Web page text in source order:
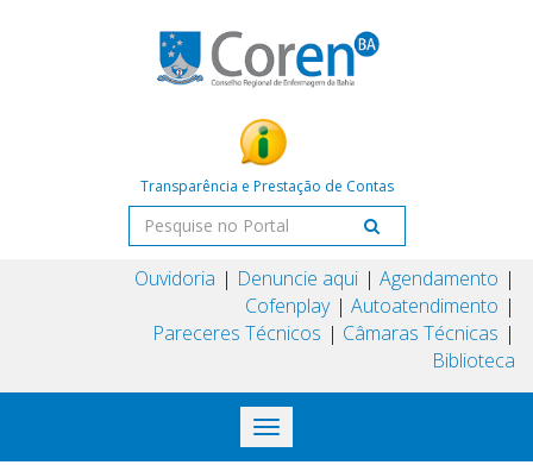
Transparência e Prestação de Contas
Ouvidoria Denuncie aqui
Agendamento
Cofenplay
Autoatendimento
Pareceres Técnicos
Câmaras Técnicas
Biblioteca
Toggle
navigation